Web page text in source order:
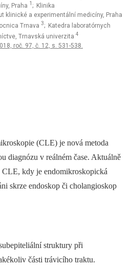
Praha 1 ; Klinika
klinické a experimentální medicíny, Praha
Trnava 3; Katedra laboratórnych
Trnavská univerzita 4
roč. 97, č. 12, s. 531-538.
(CLE) je nová metoda
diagnózu v reálném čase. Aktuálně
CLE, kdy je endomikroskopická
skrze endoskop či cholangioskop
struktury při
části trávicího traktu.